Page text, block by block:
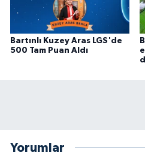
Bartınlı Kuzey Aras LGS'de
500 Tam Puan Aldı
Yorumlar